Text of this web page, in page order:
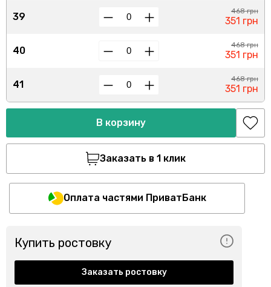
39
40
41
468 грн
351 грн
468 грн
351 грн
468 грн
351 грн
В корзину
Заказать в 1 клик
Оплата частями ПриватБанк
Купить ростовку
Заказать ростовку